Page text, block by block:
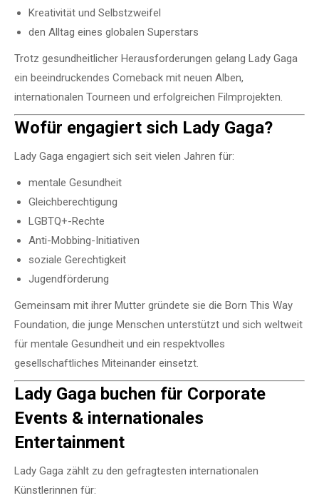
Kreativität und Selbstzweifel
den Alltag eines globalen Superstars
Trotz gesundheitlicher Herausforderungen gelang Lady Gaga
ein beeindruckendes Comeback mit neuen Alben,
internationalen Tourneen und erfolgreichen Filmprojekten.
Wofür engagiert sich Lady Gaga?
Lady Gaga engagiert sich seit vielen Jahren für:
mentale Gesundheit
Gleichberechtigung
LGBTQ+-Rechte
Anti-Mobbing-Initiativen
soziale Gerechtigkeit
Jugendförderung
Gemeinsam mit ihrer Mutter gründete sie die Born This Way
Foundation, die junge Menschen unterstützt und sich weltweit
für mentale Gesundheit und ein respektvolles
gesellschaftliches Miteinander einsetzt.
Lady Gaga buchen für Corporate
Events & internationales
Entertainment
Lady Gaga zählt zu den gefragtesten internationalen
Künstlerinnen für: